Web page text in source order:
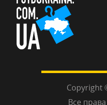
Copyright
Все